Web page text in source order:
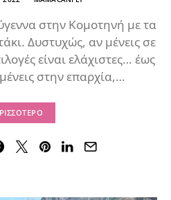
στην Κομοτηνή με τα
Δυστυχώς, αν μένεις σε
είναι ελάχιστες… έως
στην επαρχία,…